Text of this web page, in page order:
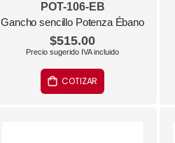
POT-106-EB
Gancho sencillo Potenza Ébano
$515.00
COTIZAR